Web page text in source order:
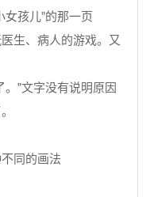
女孩儿”的那一页
生、病人的游戏。又
”文字没有说明原因
同的画法